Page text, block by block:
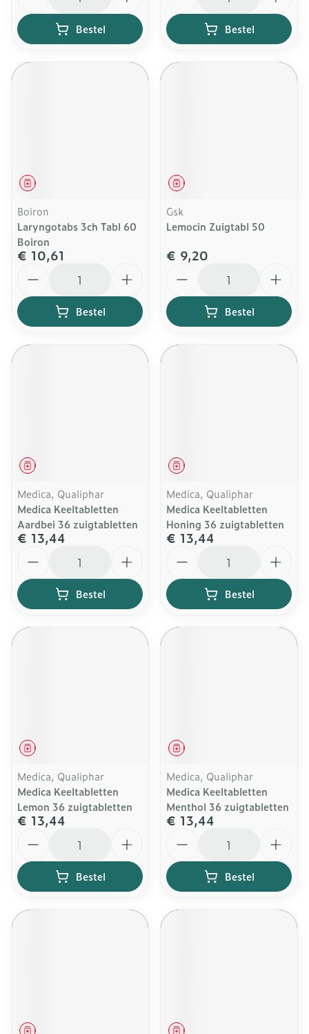
Bestel Bestel
Geneesmiddel
Boiron
Laryngotabs 3ch Tabl 60
Boiron
€ 10,61
Bestel
Geneesmiddel
Gsk
Lemocin Zuigtabl 50
€ 9,20
Bestel
Geneesmiddel
Medica, Qualiphar
Medica Keeltabletten
Aardbei 36 zuigtabletten
€ 13,44
Bestel
Geneesmiddel
Medica, Qualiphar
Medica Keeltabletten
Honing 36 zuigtabletten
€ 13,44
Bestel
Geneesmiddel
Medica, Qualiphar
Medica Keeltabletten
Lemon 36 zuigtabletten
€ 13,44
Bestel
Geneesmiddel
Medica, Qualiphar
Medica Keeltabletten
Menthol 36 zuigtabletten
€ 13,44
Bestel
Geneesmiddel Geneesmiddel